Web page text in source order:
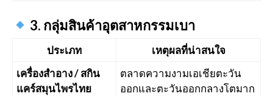
3. กลุ่มสินค้าอุตสาหกรรมเบา
ประเภท
เหตุผลที่น่าสนใจ
เครื่องสำอาง / สกิน
แคร์สมุนไพรไทย
ตลาดความงามเอเชียตะวัน
ออกและตะวันออกกลางโตมาก